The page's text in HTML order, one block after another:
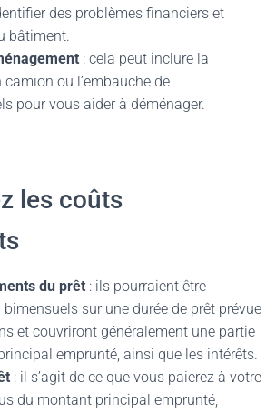
des problèmes financiers et
bâtiment.
: cela peut inclure la
camion ou l’embauche de
pour vous aider à déménager.
les coûts
du prêt : ils pourraient être
sur une durée de prêt prévue
et couvriront généralement une partie
emprunté, ainsi que les intérêts.
: il s’agit de ce que vous paierez à votre
du montant principal emprunté,